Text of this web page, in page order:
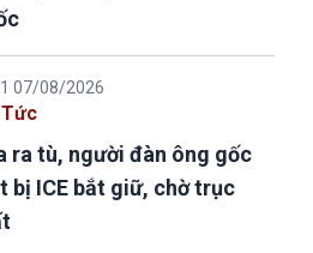
07/08/2026
ra tù, người đàn ông gốc
bị ICE bắt giữ, chờ trục